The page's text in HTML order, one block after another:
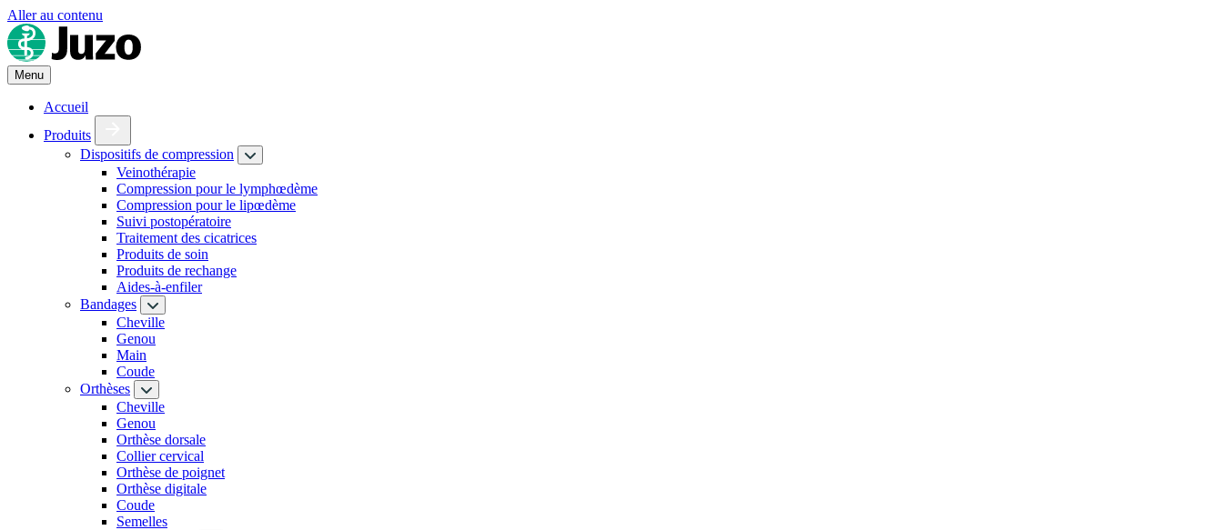
Aller au contenu
Menu
Accueil
Produits
Dispositifs de compression
Veinothérapie
Compression pour le lymphœdème
Compression pour le lipœdème
Suivi postopératoire
Traitement des cicatrices
Produits de soin
Produits de rechange
Aides-à-enfiler
Bandages
Cheville
Genou
Main
Coude
Orthèses
Cheville
Genou
Orthèse dorsale
Collier cervical
Orthèse de poignet
Orthèse digitale
Coude
Semelles